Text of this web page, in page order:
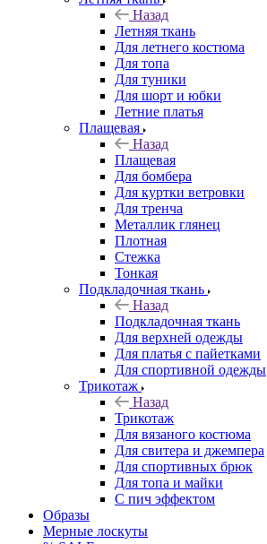
Назад
Летняя ткань
Для летнего костюма
Для топа
Для туники
Для шорт и юбки
Летние платья
Плащевая
Назад
Плащевая
Для бомбера
Для куртки ветровки
Для тренча
Металлик глянец
Плотная
Стежка
Тонкая
Подкладочная ткань
Назад
Подкладочная ткань
Для верхней одежды
Для платья с пайетками
Для спортивной одежды
Трикотаж
Назад
Трикотаж
Для вязаного костюма
Для свитера и джемпера
Для спортивных брюк
Для топа и майки
С пич эффектом
Образы
Мерные лоскуты